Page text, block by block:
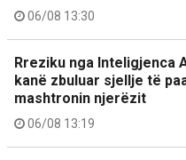
06/08 13:30
Rreziku nga Inteligjenca
kanë zbuluar sjellje të
mashtronin njerëzit
06/08 13:19